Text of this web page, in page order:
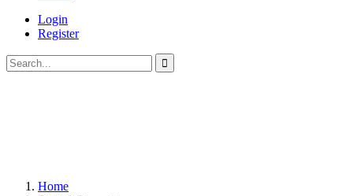
Login
Register
Home